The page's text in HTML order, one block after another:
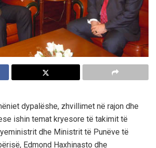
dypalëshe, zhvillimet në rajon dhe
ishin temat kryesore të takimit të
dhe Ministrit të Punëve të
Edmond Haxhinasto dhe